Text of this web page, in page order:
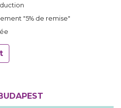
"5% de remise"